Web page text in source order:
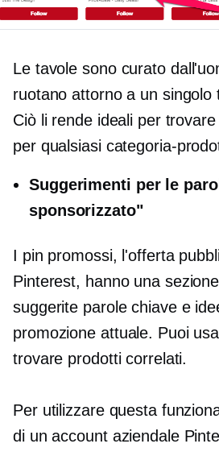
Le tavole sono curato
ruotano attorno a un singolo
Ciò li rende ideali per
per qualsiasi categoria-
Suggerimenti per le
sponsorizzato"
I pin promossi, l'offerta
Pinterest, hanno una
suggerite parole chiave e
promozione attuale. Puoi
trovare prodotti correlati.
Per utilizzare questa
di un account aziendale